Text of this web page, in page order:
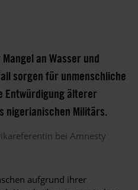
an Wasser und
sorgen für unmenschliche
Entwürdigung älterer
nigerianischen Militärs.
bei Amnesty
aufgrund ihrer